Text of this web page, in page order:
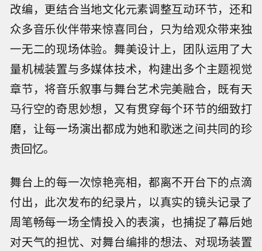
改编，更结合当地文化元素调整互动环节，还和
众多音乐伙伴带来惊喜同台，只为给观众带来独
一无二的现场体验。舞美设计上，团队运用了大
量机械装置与多媒体技术，构建出多个主题视觉
章节，将音乐叙事与舞台艺术完美融合，既有天
马行空的奇思妙想，又有贯穿每个环节的细致打
磨，让每一场演出都成为她和歌迷之间共同的珍
贵回忆。
舞台上的每一次惊艳亮相，都离不开台下的点滴
付出，此次发布的纪录片，以真实的镜头记录了
周笔畅每一场全情投入的表演，也捕捉了幕后她
对天气的担忧、对舞台编排的想法、对现场装置